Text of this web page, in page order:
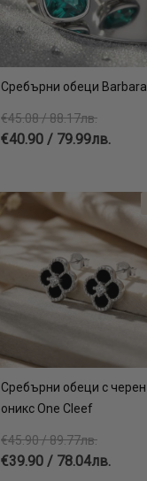
Сребърни обеци Barbara
€45.08 / 88.17лв.
€40.90 / 79.99лв.
Сребърни обеци с черен
оникс One Cleef
€45.90 / 89.77лв.
€39.90 / 78.04лв.